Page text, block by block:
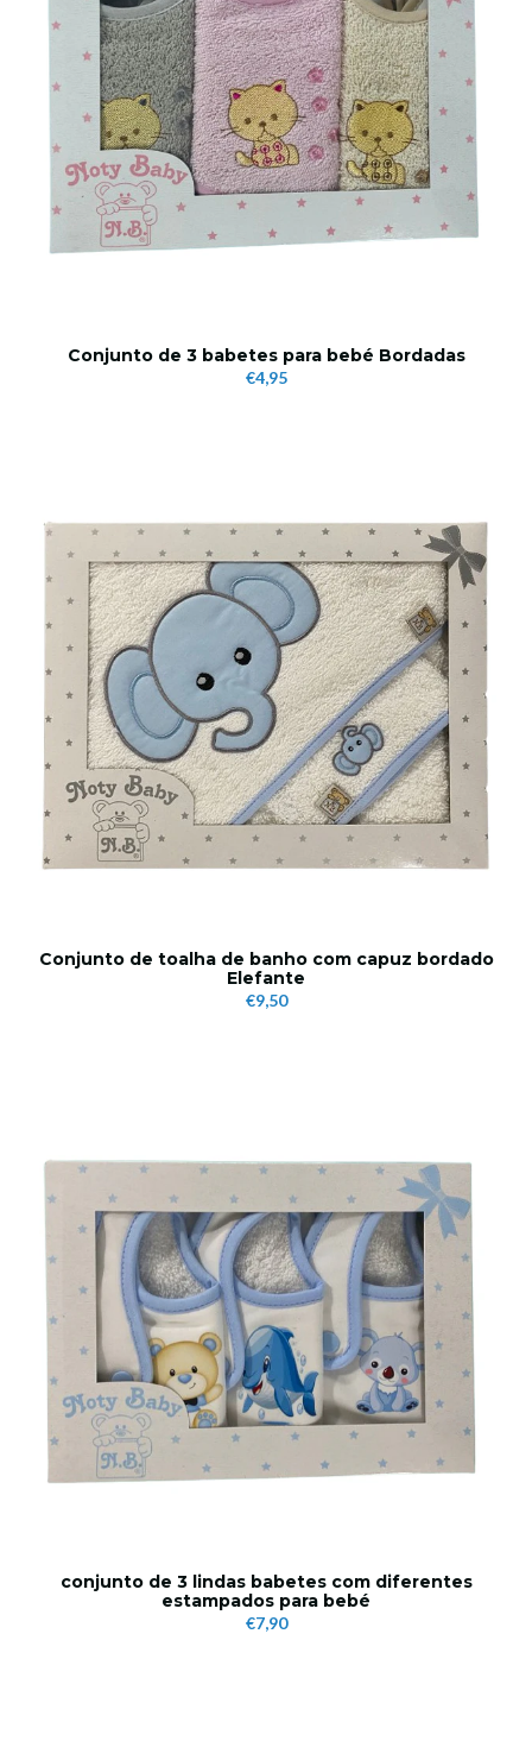
Conjunto de 3 babetes para bebé Bordadas
€4,95
Conjunto de toalha de banho com capuz bordado
Elefante
€9,50
conjunto de 3 lindas babetes com diferentes
estampados para bebé
€7,90